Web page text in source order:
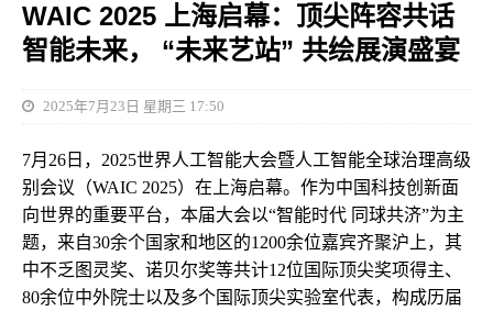
WAIC 2025 上海启幕：顶尖阵容共话
智能未来， “未来艺站” 共绘展演盛宴
2025年7月23日 星期三 17:50
7月26日，2025世界人工智能大会暨人工智能全球治理高级
别会议（WAIC 2025）在上海启幕。作为中国科技创新面
向世界的重要平台，本届大会以“智能时代 同球共济”为主
题，来自30余个国家和地区的1200余位嘉宾齐聚沪上，其
中不乏图灵奖、诺贝尔奖等共计12位国际顶尖奖项得主、
80余位中外院士以及多个国际顶尖实验室代表，构成历届